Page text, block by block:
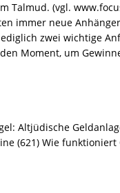
Talmud. (vgl.
immer neue
zwei wichtige
Moment, um
Altjüdische
(621) Wie funktioniert